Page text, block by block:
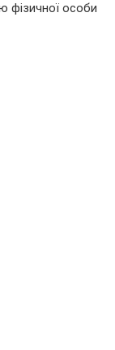
фізичної особи